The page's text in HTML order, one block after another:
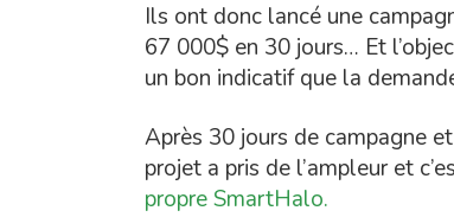
Ils ont donc lancé une
67 000$ en 30 jours… Et
un bon indicatif que la
Après 30 jours de campagne
projet a pris de l’ampleur et
propre SmartHalo.